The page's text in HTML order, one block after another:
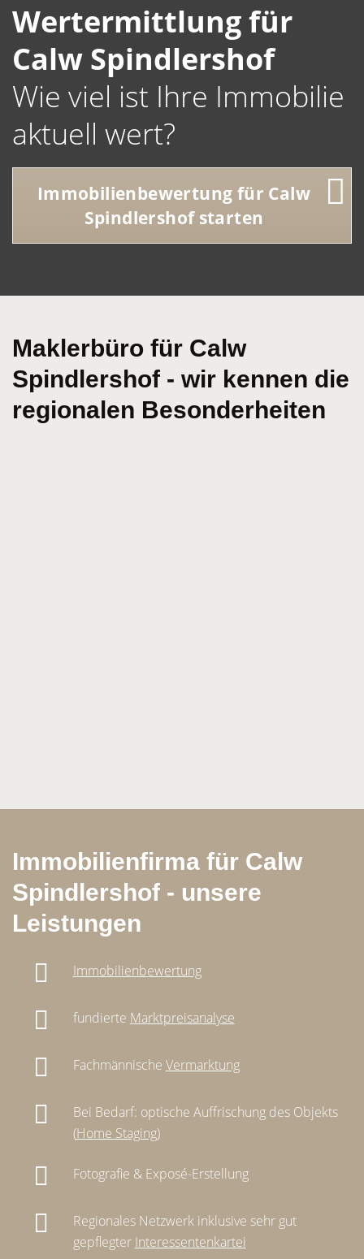
Wertermittlung für
Calw Spindlershof
Wie viel ist Ihre Immobilie
aktuell wert?
Immobilienbewertung für Calw
Spindlershof starten
Maklerbüro für Calw
Spindlershof - wir kennen die
regionalen Besonderheiten
Immobilienfirma für Calw
Spindlershof - unsere
Leistungen
Immobilienbewertung
fundierte Marktpreisanalyse
Fachmännische Vermarktung
Bei Bedarf: optische Auffrischung des Objekts
(Home Staging)
Fotografie & Exposé-Erstellung
Regionales Netzwerk inklusive sehr gut
gepflegter Interessentenkartei